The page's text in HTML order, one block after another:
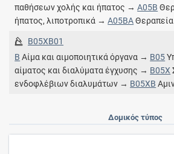
παθήσεων χολής και ήπατος →A05B
ήπατος, λιποτροπικά →A05BA
B05XB01
B Αίμα και αιμοποιητικά όργανα → B05
αίματος και διαλύματα έγχυσης → B05X
ενδοφλέβιων διαλυμάτων → B05XB
Δομικός τύπος